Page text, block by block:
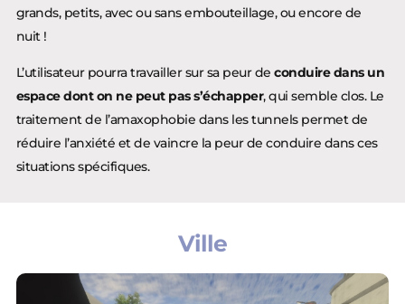
grands, petits, avec ou sans embouteillage, ou encore de
nuit !
L’utilisateur pourra travailler sur sa peur deconduire dans un
espace dont on ne peut pas s’échapper, qui semble clos. Le
traitement de l’amaxophobie dans les tunnels permet de
réduire l’anxiété et de vaincre la peur de conduire dans ces
situations spécifiques.
Ville